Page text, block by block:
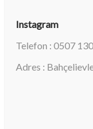
Instagram
Telefon : 0507
Adres :